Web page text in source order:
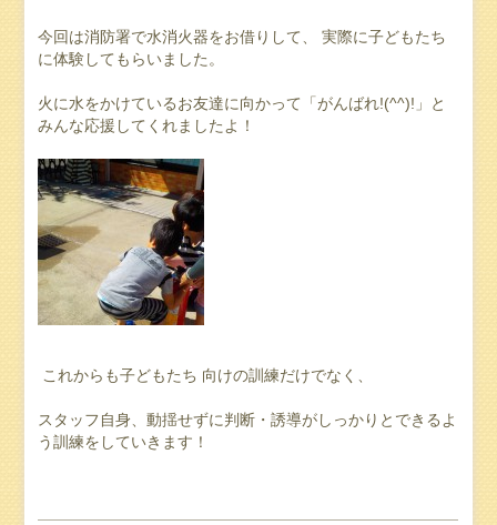
今回は消防署で水消火器をお借りして、 実際に子どもたち
に体験してもらいました。
火に水をかけているお友達に向かって「がんばれ!(^^)!」と
みんな応援してくれましたよ！
これからも子どもたち 向けの訓練だけでなく、
スタッフ自身、動揺せずに判断・誘導がしっかりとできるよ
う訓練をしていきます！